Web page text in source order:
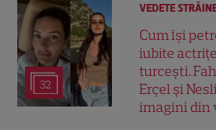
32
VEDETE
Cum își
iubite
turcești.
Erçel și
imagini din